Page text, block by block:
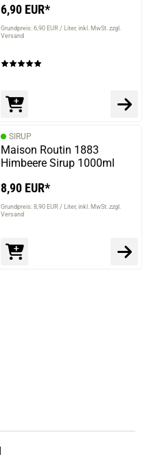
6,90 EUR*
Grundpreis: 6,90 EUR / Liter inkl. MwSt. zzgl.
Versand
SIRUP
Maison Routin 1883
Himbeere Sirup 1000ml
8,90 EUR*
Grundpreis: 8,90 EUR / Liter inkl. MwSt. zzgl.
Versand